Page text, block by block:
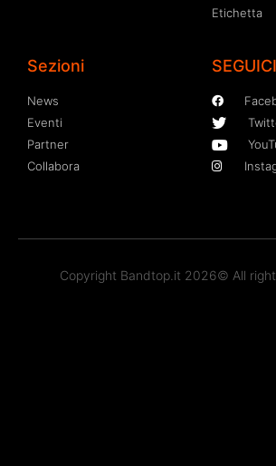
Etichetta
Sezioni
News
Eventi
Partner
Collabora
Copyright Bandtop.it 2026© All